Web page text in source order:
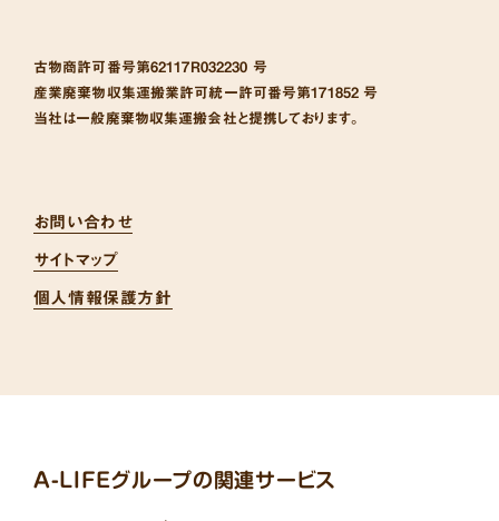
古物商許可番号第62117R032230 号
産業廃棄物収集運搬業許可統一許可番号第171852 号
当社は一般廃棄物収集運搬会社と提携しております。
お問い合わせ
サイトマップ
個人情報保護方針
A-LIFEグループの関連サービス